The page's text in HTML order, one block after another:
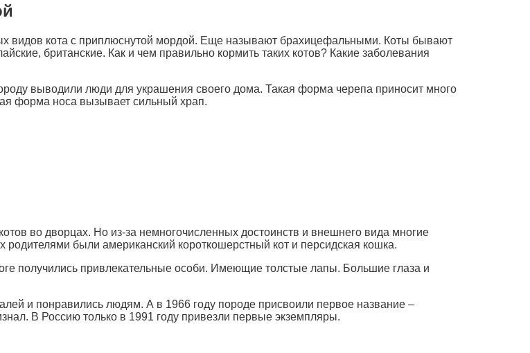
видов кота с приплюснутой мордой. Еще называют брахицефальными. Коты бывают
британские. Как и чем правильно кормить таких котов? Какие заболевания
выводили люди для украшения своего дома. Такая форма черепа приносит много
форма носа вызывает сильный храп.
во дворцах. Но из-за немногочисленных достоинств и внешнего вида многие
были американский короткошерстный кот и персидская кошка.
получились привлекательные особи. Имеющие толстые лапы. Большие глаза и
и понравились людям. А в 1966 году породе присвоили первое название –
В Россию только в 1991 году привезли первые экземпляры.